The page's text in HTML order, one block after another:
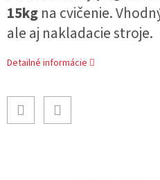
15kgna cvičenie.
ale aj nakladacie stroje.
Detailné informácie